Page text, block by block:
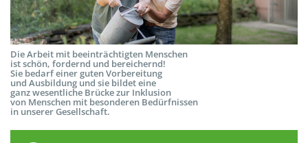
Die Arbeit mit beeinträchtigten Menschen
ist schön, fordernd und bereichernd!
Sie bedarf einer guten Vorbereitung
und Ausbildung und sie bildet eine
ganz wesentliche Brücke zur Inklusion
von Menschen mit besonderen Bedürfnissen
in unserer Gesellschaft.